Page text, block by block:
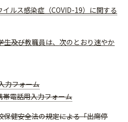
イルス感染症（COVID-19）に関する
生及び教職員は、次のとおり速やか
力フォーム
電話用入力フォーム
安全法の規定による「出席停